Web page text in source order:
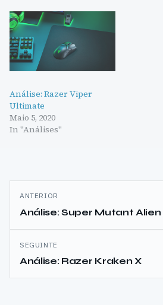
Análise: Razer Viper
Ultimate
Maio 5, 2020
In "Análises"
Navegação
de
artigos
ANTERIOR
Análise: Super Mutant Alien
SEGUINTE
Análise: Razer Kraken X